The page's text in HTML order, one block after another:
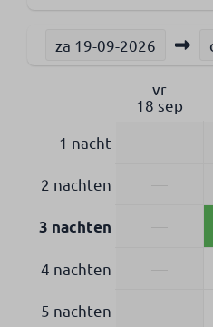
za 19-09-2026
vr
18 sep
1 nacht
2 nachten
3 nachten
4 nachten
5 nachten